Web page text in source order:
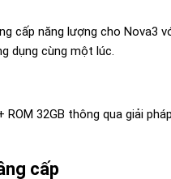
cấp năng lượng cho Nova3
dụng cùng một lúc.
32GB thông qua giải
cấp